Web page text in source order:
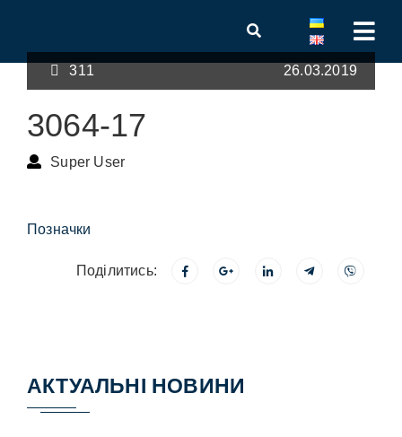
311 26.03.2019
3064-17
Super User
Позначки
Поділитись:
АКТУАЛЬНІ НОВИНИ